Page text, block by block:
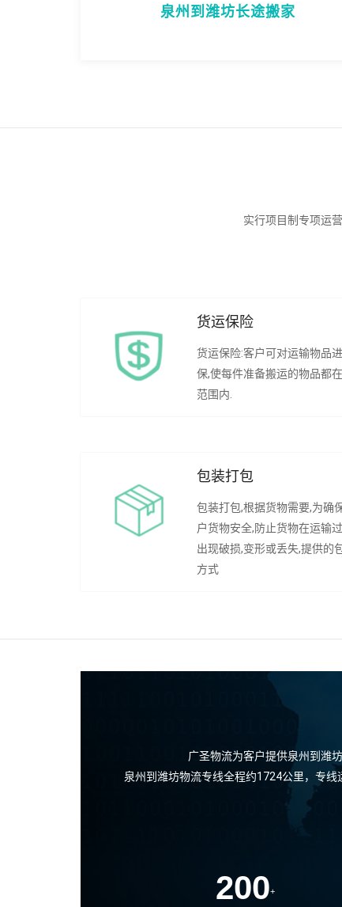
泉州到潍坊长途搬家
实行项目制专项运
货运保险
货运保险:客户可对运输物品
保,使每件准备搬运的物品都
范围内.
包装打包
包装打包,根据货物需要,为确
户货物安全,防止货物在运输
出现破损,变形或丢失,提供的
方式
广圣物流为客户提供泉州到潍
泉州到潍坊物流专线全程约1724公里，专
200+